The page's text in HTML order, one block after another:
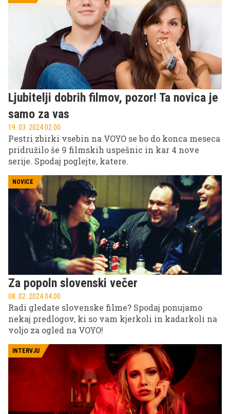
romantična komedija Prijatelja samo za seks.
Marsikdo pa ni vedel, da je pri produkciji prav tega
filma pomagal tudi njen oče Marko Kunis.
Ljubitelji dobrih filmov, pozor! Ta novica je
samo za vas
19. 03. 2024 02.00
Pestri zbirki vsebin na VOYO se bo do konca meseca
pridružilo še 9 filmskih uspešnic in kar 4 nove
serije. Spodaj poglejte, katere.
NOVICE
Za popoln slovenski večer
08. 02. 2024 04.00
Radi gledate slovenske filme? Spodaj ponujamo
nekaj predlogov, ki so vam kjerkoli in kadarkoli na
voljo za ogled na VOYO!
INTERVJU